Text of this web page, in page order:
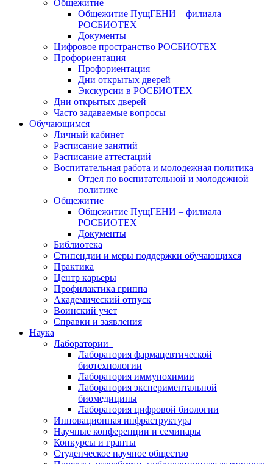
Общежитие
Общежитие ПущГЕНИ – филиала
РОСБИОТЕХ
Документы
Цифровое пространство РОСБИОТЕХ
Профориентация
Профориентация
Дни открытых дверей
Экскурсии в РОСБИОТЕХ
Дни открытых дверей
Часто задаваемые вопросы
Обучающимся
Личный кабинет
Расписание занятий
Расписание аттестаций
Воспитательная работа и молодежная политика
Отдел по воспитательной и молодежной
политике
Общежитие
Общежитие ПущГЕНИ – филиала
РОСБИОТЕХ
Документы
Библиотека
Стипендии и меры поддержки обучающихся
Практика
Центр карьеры
Профилактика гриппа
Академический отпуск
Воинский учет
Справки и заявления
Наука
Лаборатории
Лаборатория фармацевтической
биотехнологии
Лаборатория иммунохимии
Лаборатория экспериментальной
биомедицины
Лаборатория цифровой биологии
Инновационная инфраструктура
Научные конференции и семинары
Конкурсы и гранты
Студенческое научное общество